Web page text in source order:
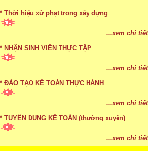
theo pháp luật
...xem chi tiết
* Thời hiệu xử phạt trong xây dựng
* NHẬN SINH VIÊN THỰC TẬP
* ĐÀO TẠO KẾ TOÁN THỰC HÀNH
...xem chi tiết
* TUYỂN DỤNG KẾ TOÁN (thường xuyên)